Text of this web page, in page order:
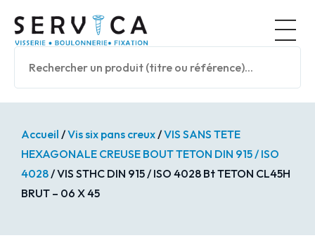
Accueil /Vis six pans creux/VIS SANS TETE
HEXAGONALE CREUSE BOUT TETON DIN 915 / ISO
4028/ VIS STHC DIN 915 / ISO 4028 Bt TETON CL45H
BRUT – 06 X 45